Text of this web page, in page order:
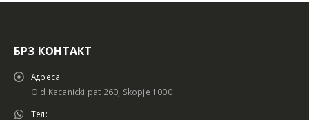
БРЗ КОНТАКТ
Адреса:
Old Kacanicki pat 260, Skopje 1000
Тел: